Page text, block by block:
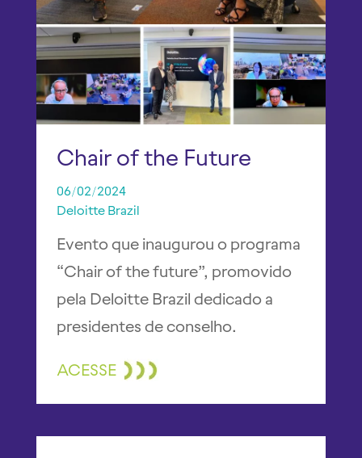
Chair of the Future
06/02/2024
Deloitte Brazil
Evento que inaugurou o programa
“Chair of the future”, promovido
pela Deloitte Brazil dedicado a
presidentes de conselho.
ACESSE